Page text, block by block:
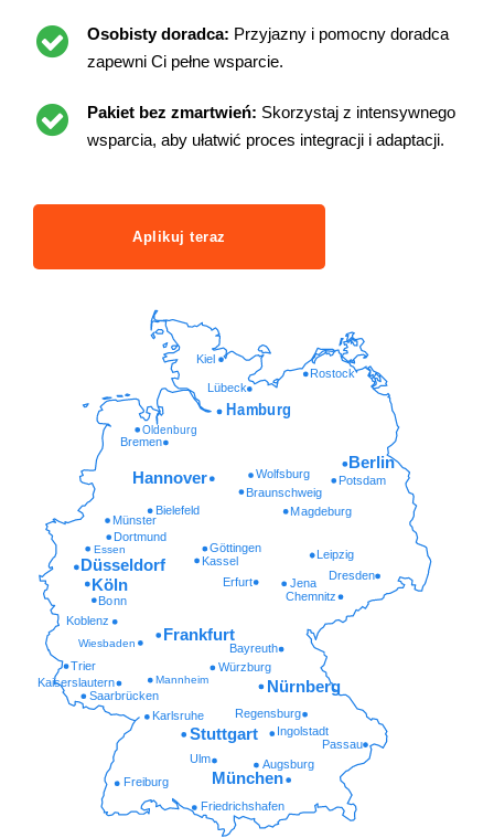
Osobisty doradca: Przyjazny i pomocny doradca
zapewni Ci pełne wsparcie.
Pakiet bez zmartwień: Skorzystaj z intensywnego
wsparcia, aby ułatwić proces integracji i adaptacji.
Aplikuj teraz
Friedrichshafen
Freiburg
Augsburg
Ulm
Passau
Ingolstadt
Regensburg
Karlsruhe
Saarbrücken
Kaiserslautern Mannheim
Würzburg
Trier
Wiesbaden Bayreuth
Koblenz
Chemnitz
Bonn
Erfurt Jena
Dresden
Kassel
Göttingen
Essen
Dortmund
Münster
Magdeburg
Bielefeld
Braunschweig
Potsdam
Wolfsburg
Oldenburg
Lübeck
Rostock
Kiel
München
Stuttgart
Nürnberg
Frankfurt
Köln
Düsseldorf
Leipzig
Hannover
Berlin
Bremen
Hamburg